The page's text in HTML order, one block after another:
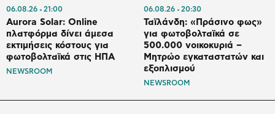
06.08.26 21:00
Aurora Solar: Online
πλατφόρμα δίνει άμεσα
εκτιμήσεις κόστους για
φωτοβολταϊκά στις ΗΠΑ
NEWSROOM
06.08.26 20:30
Ταϊλάνδη: «Πράσινο φως»
για φωτοβολταϊκά σε
500.000 νοικοκυριά –
Μητρώο εγκαταστατών και
εξοπλισμού
NEWSROOM